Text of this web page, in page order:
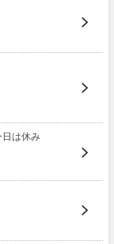
日は休み